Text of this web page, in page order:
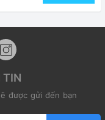
TIN
được gửi đến bạn